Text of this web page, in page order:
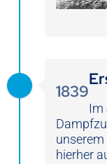
1839
Im
unserem
hierher